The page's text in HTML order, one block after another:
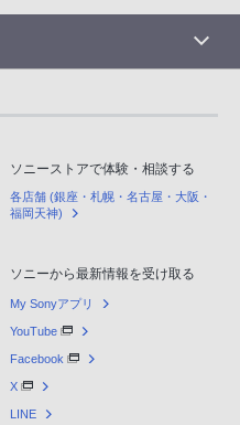
ソニーストアで体験・相談する
各店舗 (銀座・札幌・名古屋・大阪・
福岡天神)
ソニーから最新情報を受け取る
My Sonyアプリ
YouTube
Facebook
X
LINE